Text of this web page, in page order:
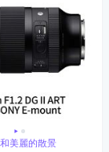
美麗的散景